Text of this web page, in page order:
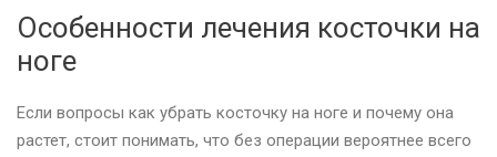
Особенности лечения косточки на
ноге
Если вопросы как убрать косточку на ноге и почему она
растет, стоит понимать, что без операции вероятнее всего